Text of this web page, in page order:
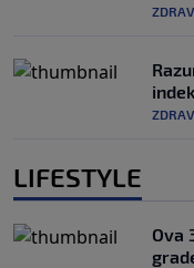
LIFESTYLE
Ova